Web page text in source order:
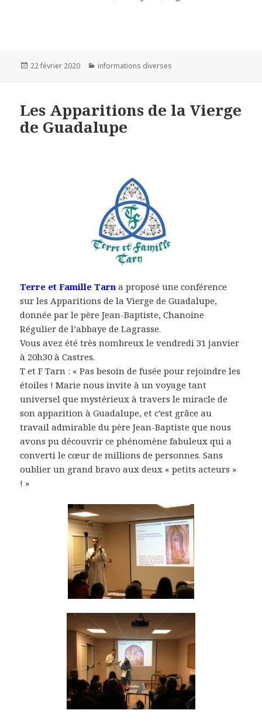
Publié
22 février 2020 Catégories
informations diverses
Les Apparitions de la Vierge
de Guadalupe
Terre et Famille Tarn a proposé une conférence
sur les Apparitions de la Vierge de Guadalupe,
donnée par le père Jean-Baptiste, Chanoine
Régulier de l’abbaye de Lagrasse.
Vous avez été très nombreux le vendredi 31 janvier
à 20h30 à Castres.
T et F Tarn : « Pas besoin de fusée pour rejoindre les
étoiles ! Marie nous invite à un voyage tant
universel que mystérieux à travers le miracle de
son apparition à Guadalupe, et c’est grâce au
travail admirable du père Jean-Baptiste que nous
avons pu découvrir ce phénomène fabuleux qui a
converti le cœur de millions de personnes. Sans
oublier un grand bravo aux deux « petits acteurs »
! »